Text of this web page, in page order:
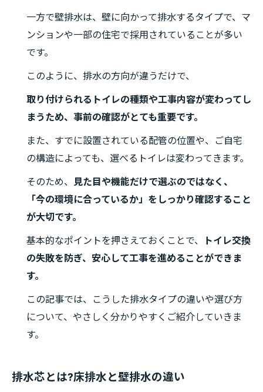
一方で壁排水は、壁に向かって排水するタイプで、マ
ンションや一部の住宅で採用されていることが多い
です。
このように、排水の方向が違うだけで、
取り付けられるトイレの種類や工事内容が変わってし
まうため、事前の確認がとても重要です。
また、すでに設置されている配管の位置や、ご自宅
の構造によっても、選べるトイレは変わってきます。
そのため、 見た目や機能だけで選ぶのではなく、
「今の環境に合っているか」をしっかり確認すること
が大切です。
基本的なポイントを押さえておくことで、
トイレ交換
の失敗を防ぎ、安心して工事を進めることができま
す。
この記事では、こうした排水タイプの違いや選び方
について、やさしく分かりやすくご紹介していきま
す。
排水芯とは?床排水と壁排水の違い